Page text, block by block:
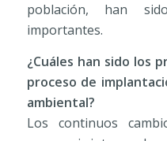
población, han
importantes.
¿Cuáles han sido los
proceso de
ambiental?
Los continuos